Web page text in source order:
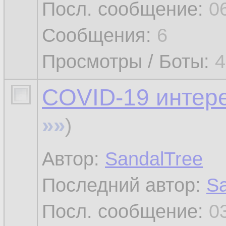
Посл. сообщение:
Сообщения: 6
Просмотры / Боты:
COVID-19
»»)
Автор: SandalTree
Последний автор:
Посл. сообщение: